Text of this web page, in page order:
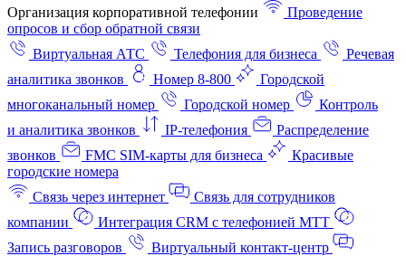
Организация корпоративной телефонии
Проведение
опросов и сбор обратной связи
Виртуальная АТС
Телефония для бизнеса
Речевая
аналитика звонков
Номер 8-800
Городской
многоканальный номер
Городской номер
Контроль
и аналитика звонков
IP-телефония
Распределение
звонков
FMC SIM-карты для бизнеса
Красивые
городские номера
Связь через интернет
Связь для сотрудников
компании
Интеграция CRM с телефонией МТТ
Запись разговоров
Виртуальный контакт‑центр